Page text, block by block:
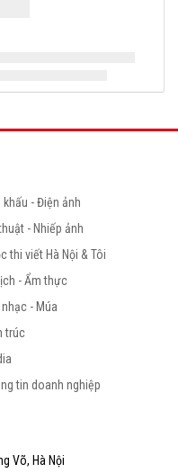
khấu - Điện ảnh
- Nhiếp ảnh
thi viết Hà Nội & Tôi
- Ẩm thực
- Múa
trúc
tin doanh nghiệp
Võ, Hà Nội